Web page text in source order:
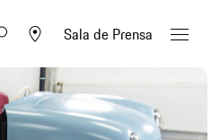
Sala de Prensa